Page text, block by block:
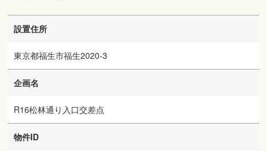
設置住所
東京都福生市福生2020‐3
企画名
R16松林通り入口交差点
物件ID